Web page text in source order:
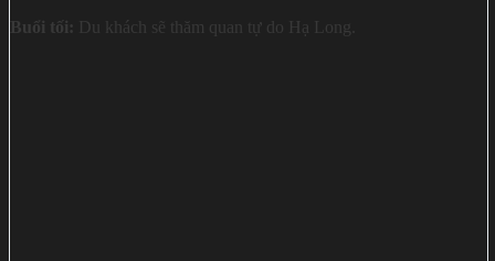
Buổi tối: Du khách sẽ thăm quan tự do Hạ Long.